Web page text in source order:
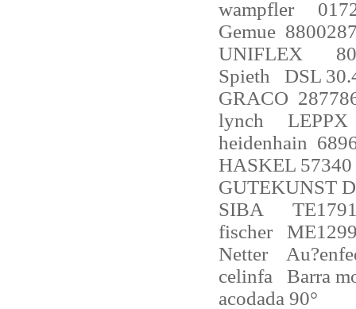
wampfler
Gemue
UNIFLEX
Spieth
DSL
GRACO
lynch
LEPPX
heidenhain
HASKEL 57340
GUTEKUNST
SIBA
fischer
Netter
celinfa
Barra
acodada 90°